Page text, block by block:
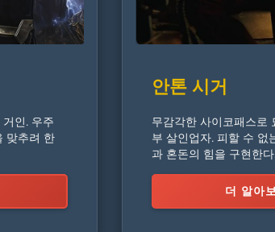
인. 우주
맞추려 한
안톤 시거
무감각한 사이코패스로
부 살인업자. 피할 수 없
과 혼돈의 힘을 구현한
더 알아